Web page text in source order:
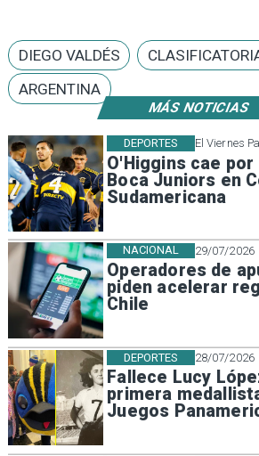
MÁS NOTICIAS
El Viernes
O'Higgins cae
Boca Juniors en
Sudamericana
DEPORTES
29/07/2026
Operadores de
piden acelerar
Chile
NACIONAL
28/07/2026
Fallece Lucy
primera
Juegos
DEPORTES
DIEGO VALDÉS
ARGENTINA